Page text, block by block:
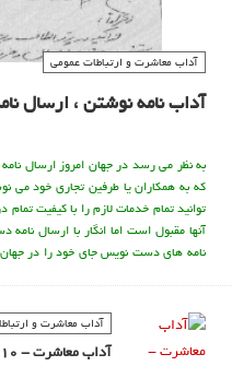
آداب معاشرت و ارتباطات عمومی
آداب نامه نوشتن ، ارسال
به نظر می رسد در جهان امروزارسال
که به همکاران یا طرفین تجاری خود می
توانید تمام خدمات لازم را با کیفیت
آنها مقبول است اما انگار با ارسال
نامه های دست نویس جای خود را در جهان
استفاده قرار می گیرند بیشتر نسبت به
آداب معاشرت و
آداب معاشرت - 10 نکته در باره آداب دست دادن